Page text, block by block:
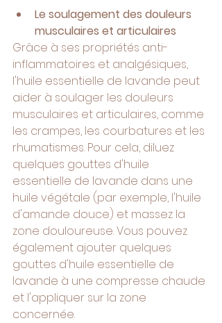
Le soulagement des douleurs
musculaires et articulaires
Grâce à ses propriétés anti-
inflammatoires et analgésiques,
l'huile essentielle de lavande peut
aider à soulager les douleurs
musculaires et articulaires, comme
les crampes, les courbatures et les
rhumatismes. Pour cela, diluez
quelques gouttes d'huile
essentielle de lavande dans une
huile végétale (par exemple, l'huile
d'amande douce) et massez la
zone douloureuse. Vous pouvez
également ajouter quelques
gouttes d'huile essentielle de
lavande à une compresse chaude
et l'appliquer sur la zone
concernée.